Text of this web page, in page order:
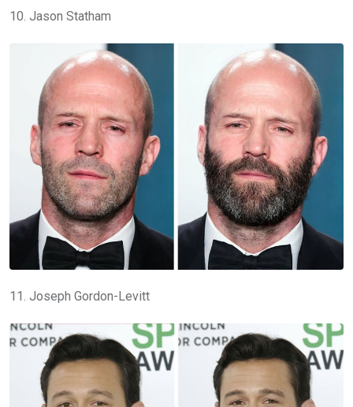
10. Jason Statham
11. Joseph Gordon-Levitt